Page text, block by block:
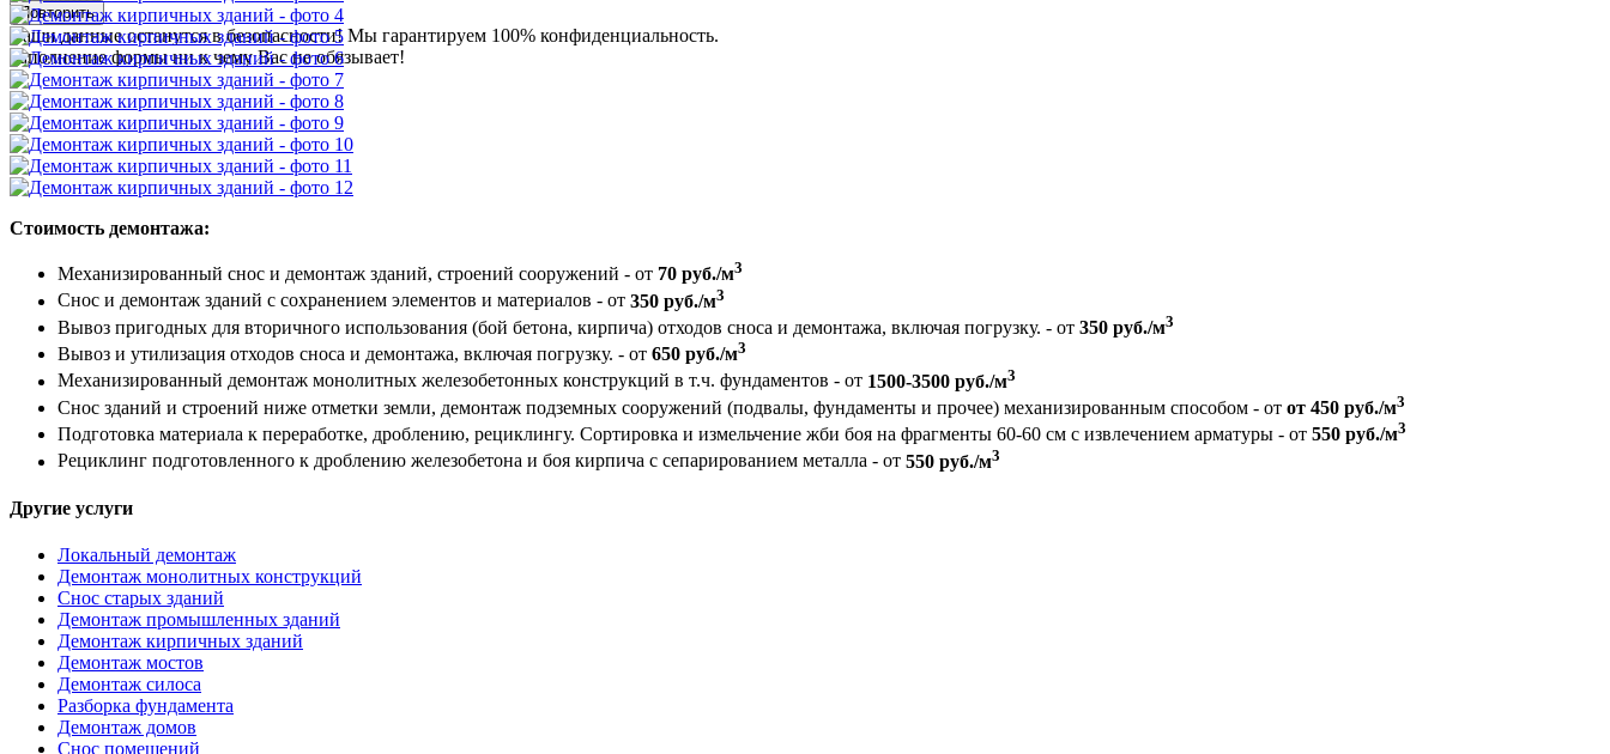
Повторить
Ваши данные останутся в безопасности! Мы гарантируем 100% конфиденциальность.
Заполнение формы ни к чему Вас не обязывает!
Стоимость демонтажа:
Механизированный снос и демонтаж зданий, строений сооружений - от 70 руб./м3
Снос и демонтаж зданий с сохранением элементов и материалов - от 350 руб./м3
Вывоз пригодных для вторичного использования (бой бетона, кирпича) отходов сноса и демонтажа, включая погрузку. - от 350 руб./м3
Вывоз и утилизация отходов сноса и демонтажа, включая погрузку. - от 650 руб./м3
Механизированный демонтаж монолитных железобетонных конструкций в т.ч. фундаментов - от 1500-3500 руб./м3
Снос зданий и строений ниже отметки земли, демонтаж подземных сооружений (подвалы, фундаменты и прочее) механизированным способом - от от 450 руб./м3
Подготовка материала к переработке, дроблению, рециклингу. Сортировка и измельчение жби боя на фрагменты 60-60 см с извлечением арматуры - от 550 руб./м3
Рециклинг подготовленного к дроблению железобетона и боя кирпича с сепарированием металла - от 550 руб./м3
Другие услуги
Локальный демонтаж
Демонтаж монолитных конструкций
Снос старых зданий
Демонтаж промышленных зданий
Демонтаж кирпичных зданий
Демонтаж мостов
Демонтаж силоса
Разборка фундамента
Демонтаж домов
Снос помещений